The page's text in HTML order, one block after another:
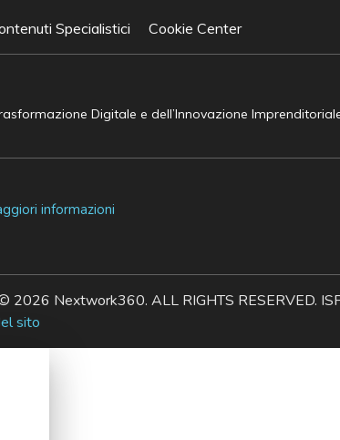
Specialistici Cookie Center
Digitale e dell’Innovazione
informazioni
Nextwork360. ALL RIGHTS RESERVED.
sito